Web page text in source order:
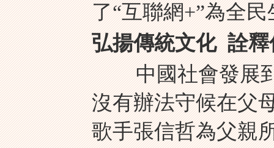
了“互聯網+”為全
弘揚傳統文化 詮釋
中國社會發展到
沒有辦法守候在父
歌手張信哲為父親